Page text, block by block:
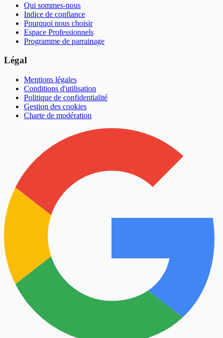
Qui sommes-nous
Indice de confiance
Pourquoi nous choisir
Espace Professionnels
Programme de parrainage
Légal
Mentions légales
Conditions d'utilisation
Politique de confidentialité
Gestion des cookies
Charte de modération